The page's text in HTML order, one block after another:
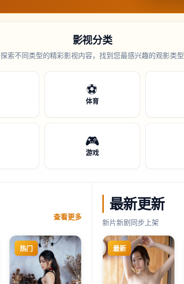
影视分类
探索不同类型的精彩影视内容，找到您最感兴趣的观影类型
⚽
体育
🎮
游戏
查看更多
热门
最新更新
新片新剧同步上架
最新